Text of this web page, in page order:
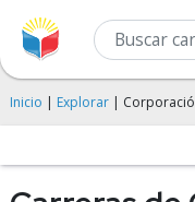
Inicio | Explorar |